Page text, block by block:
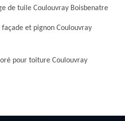
de tuile Coulouvray Boisbenatre
façade et pignon Coulouvray
pour toiture Coulouvray